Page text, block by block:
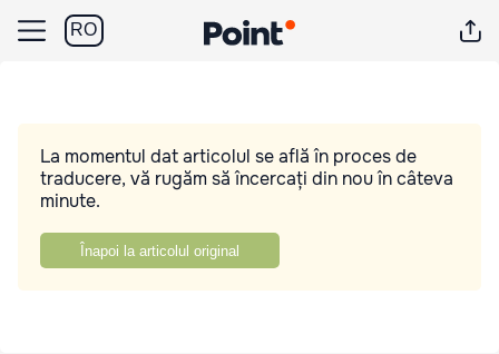
RO
La momentul dat articolul se află în proces de
traducere, vă rugăm să încercați din nou în câteva
minute.
Înapoi la articolul original